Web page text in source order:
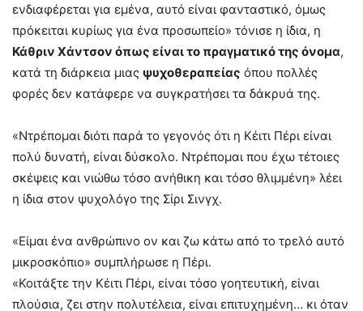
ενδιαφέρεται για εμένα, αυτό είναι φανταστικό, όμως
πρόκειται κυρίως για ένα προσωπείο» τόνισε η ίδια, η
Κάθριν Χάντσον όπως είναι το πραγματικό της όνομα,
κατά τη διάρκεια μιας ψυχοθεραπείας όπου πολλές
φορές δεν κατάφερε να συγκρατήσει τα δάκρυά της.
«Ντρέπομαι διότι παρά το γεγονός ότι η Κέιτι Πέρι είναι
πολύ δυνατή, είναι δύσκολο. Ντρέπομαι που έχω τέτοιες
σκέψεις και νιώθω τόσο ανήθικη και τόσο θλιμμένη» λέει
η ίδια στον ψυχολόγο της Σίρι Σινγχ.
«Είμαι ένα ανθρώπινο ον και ζω κάτω από το τρελό αυτό
μικροσκόπιο» συμπλήρωσε η Πέρι.
«Κοιτάξτε την Κέιτι Πέρι, είναι τόσο γοητευτική, είναι
πλούσια, ζει στην πολυτέλεια, είναι επιτυχημένη… κι όταν